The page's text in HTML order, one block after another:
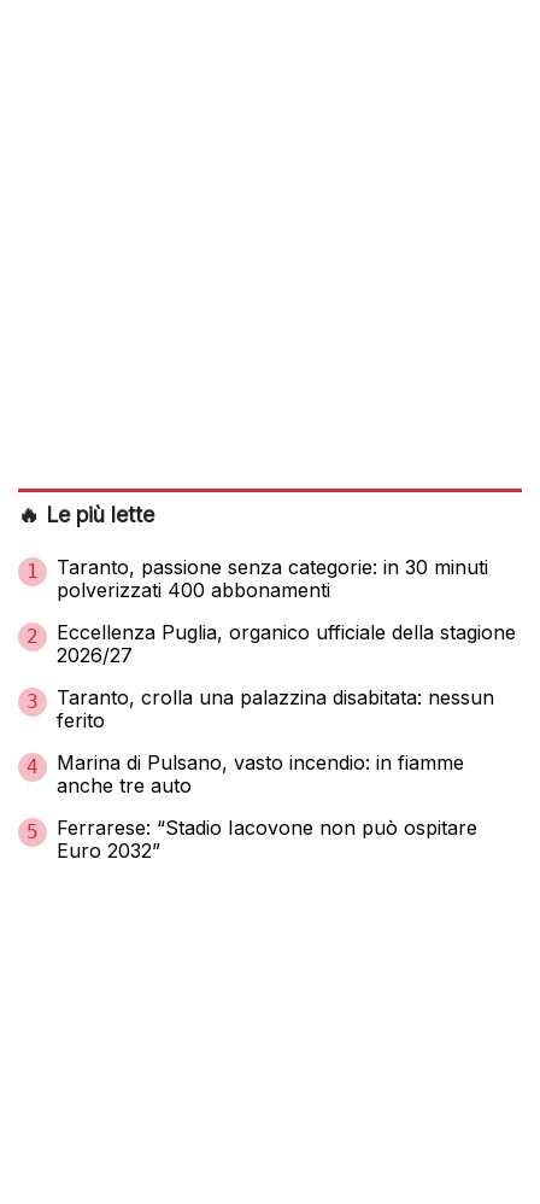
🔥 Le più lette
1
Taranto, passione senza categorie: in 30 minuti
polverizzati 400 abbonamenti
2
Eccellenza Puglia, organico ufficiale della stagione
2026/27
3
Taranto, crolla una palazzina disabitata: nessun
ferito
4
Marina di Pulsano, vasto incendio: in fiamme
anche tre auto
5
Ferrarese: “Stadio Iacovone non può ospitare
Euro 2032”